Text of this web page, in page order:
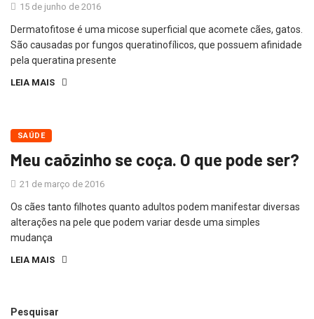
15 de junho de 2016
Dermatofitose é uma micose superficial que acomete cães, gatos.
São causadas por fungos queratinofílicos, que possuem afinidade
pela queratina presente
LEIA MAIS
SAÚDE
Meu caõzinho se coça. O que pode ser?
21 de março de 2016
Os cães tanto filhotes quanto adultos podem manifestar diversas
alterações na pele que podem variar desde uma simples
mudança
LEIA MAIS
Pesquisar